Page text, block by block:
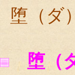
堕（ダ
堕（